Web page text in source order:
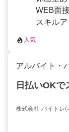
WEB面
スキル
人気
アルバイト・
日払いOK
株式会社 バイトレ